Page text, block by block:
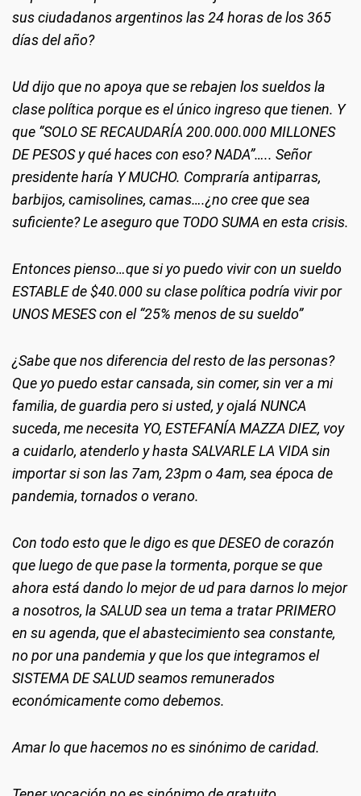
sus ciudadanos argentinos las 24 horas de los 365
días del año?
Ud dijo que no apoya que se rebajen los sueldos la
clase política porque es el único ingreso que tienen. Y
que “SOLO SE RECAUDARÍA 200.000.000 MILLONES
DE PESOS y qué haces con eso? NADA”….. Señor
presidente haría Y MUCHO. Compraría antiparras,
barbijos, camisolines, camas….¿no cree que sea
suficiente? Le aseguro que TODO SUMA en esta crisis.
Entonces pienso…que si yo puedo vivir con un sueldo
ESTABLE de $40.000 su clase política podría vivir por
UNOS MESES con el “25% menos de su sueldo”
¿Sabe que nos diferencia del resto de las personas?
Que yo puedo estar cansada, sin comer, sin ver a mi
familia, de guardia pero si usted, y ojalá NUNCA
suceda, me necesita YO, ESTEFANÍA MAZZA DIEZ, voy
a cuidarlo, atenderlo y hasta SALVARLE LA VIDA sin
importar si son las 7am, 23pm o 4am, sea época de
pandemia, tornados o verano.
Con todo esto que le digo es que DESEO de corazón
que luego de que pase la tormenta, porque se que
ahora está dando lo mejor de ud para darnos lo mejor
a nosotros, la SALUD sea un tema a tratar PRIMERO
en su agenda, que el abastecimiento sea constante,
no por una pandemia y que los que integramos el
SISTEMA DE SALUD seamos remunerados
económicamente como debemos.
Amar lo que hacemos no es sinónimo de caridad.